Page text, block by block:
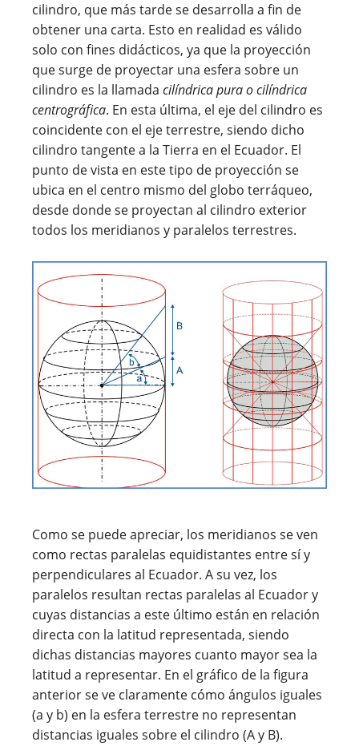
cilindro, que más tarde se desarrolla a fin de
obtener una carta. Esto en realidad es válido
solo con fines didácticos, ya que la proyección
que surge de proyectar una esfera sobre un
cilindro es la llamada cilíndrica pura o cilíndrica
centrográfica. En esta última, el eje del cilindro es
coincidente con el eje terrestre, siendo dicho
cilindro tangente a la Tierra en el Ecuador. El
punto de vista en este tipo de proyección se
ubica en el centro mismo del globo terráqueo,
desde donde se proyectan al cilindro exterior
todos los meridianos y paralelos terrestres.
Como se puede apreciar, los meridianos se ven
como rectas paralelas equidistantes entre sí y
perpendiculares al Ecuador. A su vez, los
paralelos resultan rectas paralelas al Ecuador y
cuyas distancias a este último están en relación
directa con la latitud representada, siendo
dichas distancias mayores cuanto mayor sea la
latitud a representar. En el gráfico de la figura
anterior se ve claramente cómo ángulos iguales
(a y b) en la esfera terrestre no representan
distancias iguales sobre el cilindro (A y B).